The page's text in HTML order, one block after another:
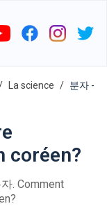
La science
분자 -
coréen?
. Comment